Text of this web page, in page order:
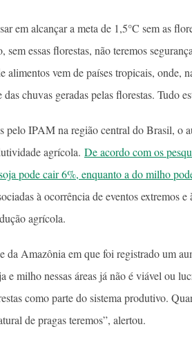
em alcançar a meta de 1,5°C sem as
essas florestas, não teremos
alimentos vem de países tropicais, onde,
chuvas geradas pelas florestas. Tudo
pelo IPAM na região central do Brasil, o
agrícola. De acordo com os
pode cair 6%, enquanto a do milho
à ocorrência de eventos extremos
agrícola.
da Amazônia em que foi registrado um
e milho nessas áreas já não é viável ou
como parte do sistema produtivo.
de pragas teremos”, alertou.